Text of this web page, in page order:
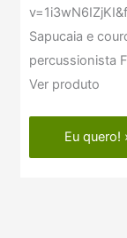
Sapucaia e
percussionista
Ver produto
Eu quero!